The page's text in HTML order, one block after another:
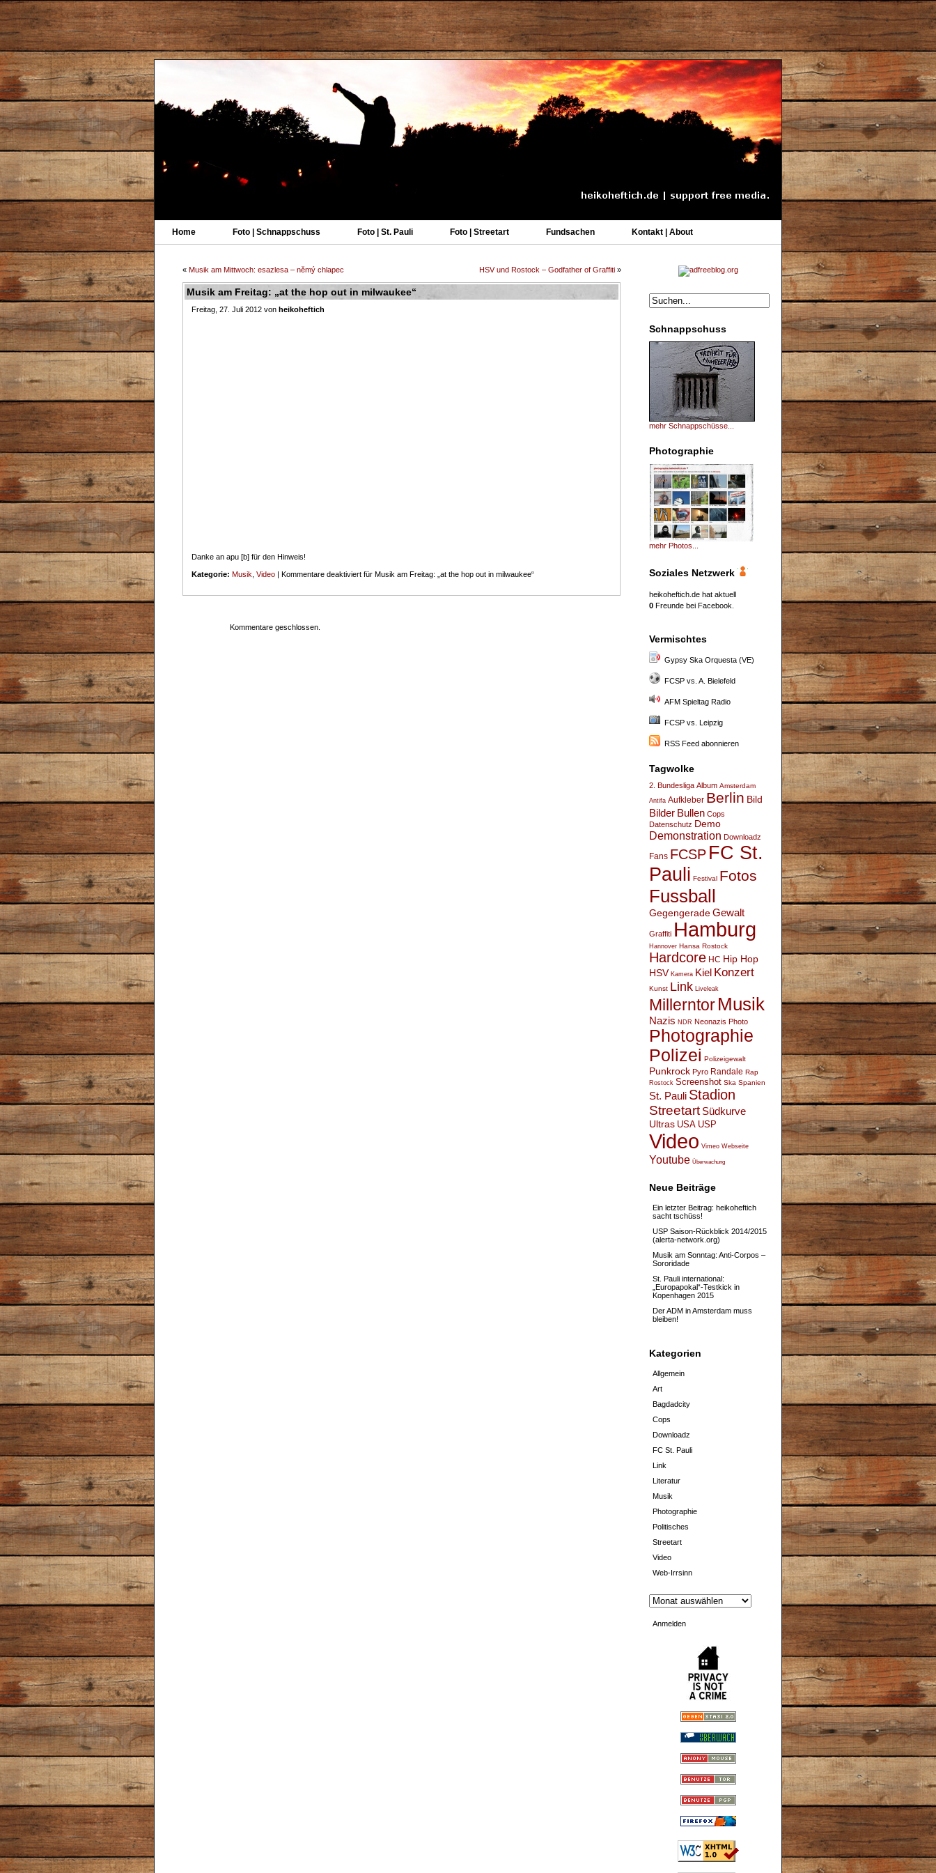
Home Foto | Schnappschuss Foto | St. Pauli Foto | Streetart Fundsachen Kontakt | About
Schnappschuss
mehr Schnappschüsse...
Photographie
mehr Photos...
Soziales Netzwerk
heikoheftich.de hat aktuell
0 Freunde bei Facebook.
Vermischtes
Gypsy Ska Orquesta (VE)
FCSP vs. A. Bielefeld
AFM Spieltag Radio
FCSP vs. Leipzig
RSS Feed abonnieren
Tagwolke
2. Bundesliga Album Amsterdam
Antifa Aufkleber Berlin Bild
Bilder Bullen Cops
Datenschutz Demo
Demonstration Downloadz
Fans FCSP FC St.
Pauli Festival Fotos
Fussball
GegengeradeGewalt
Graffiti Hamburg
Hannover Hansa Rostock
Hardcore HC Hip Hop
HSV Kamera Kiel Konzert
Kunst Link Liveleak
Millerntor Musik
Nazis NDR Neonazis Photo
Photographie
Polizei Polizeigewalt
Punkrock Pyro Randale Rap
Rostock Screenshot Ska Spanien
St. Pauli Stadion
Streetart Südkurve
Ultras USA USP
Video Vimeo Webseite
Youtube Überwachung
Neue Beiträge
Ein letzter Beitrag: heikoheftich
sacht tschüss!
USP Saison-Rückblick 2014/2015
(alerta-network.org)
Musik am Sonntag: Anti-Corpos –
Sororidade
St. Pauli international:
„Europapokal“-Testkick in
Kopenhagen 2015
Der ADM in Amsterdam muss
bleiben!
Kategorien
Allgemein
Art
Bagdadcity
Cops
Downloadz
FC St. Pauli
Link
Literatur
Musik
Photographie
Politisches
Streetart
Video
Web-Irrsinn
Anmelden
« Musik am Mittwoch: esazlesa – němý chlapec HSV und Rostock – Godfather of Graffiti »
Musik am Freitag: „at the hop out in milwaukee“
Freitag, 27. Juli 2012 von heikoheftich
Danke an apu [b] für den Hinweis!
Kategorie: Musik Video | Kommentare deaktiviert für Musik am Freitag: „at the hop out in milwaukee“
Kommentare geschlossen.